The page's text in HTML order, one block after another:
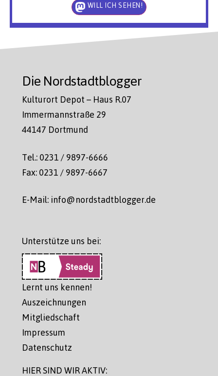
WILL ICH SEHEN!
Die Nordstadtblogger
Kulturort Depot – Haus R.07
Immermannstraße 29
44147 Dortmund
Tel.: 0231 / 9897-6666
Fax: 0231 / 9897-6667
E-Mail: info@nordstadtblogger.de
Unterstütze uns bei:
Lernt uns kennen!
Auszeichnungen
Mitgliedschaft
Impressum
Datenschutz
HIER SIND WIR AKTIV: